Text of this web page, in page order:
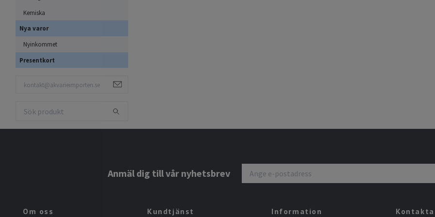
Kemiska
Nya varor
Nyinkommet
Presentkort
Anmäl dig till vår nyhetsbrev
Om oss Kundtjänst Information